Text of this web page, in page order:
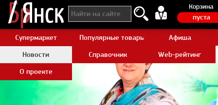
Корзина
пуста
Супермаркет Популярные товары AliexpressАфиша
Новости
Справочник
Web-рейтинг
О проекте